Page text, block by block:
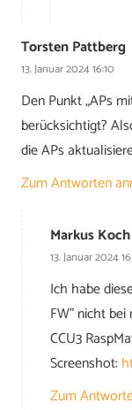
Torsten Pattberg
13. Januar 2024 16:10
Den Punkt „APs
berücksichtigt?
die APs
Zum Antworten
Markus Koch
13. Januar 2024
Ich habe
FW” nicht
CCU3
Screenshot:
Zum